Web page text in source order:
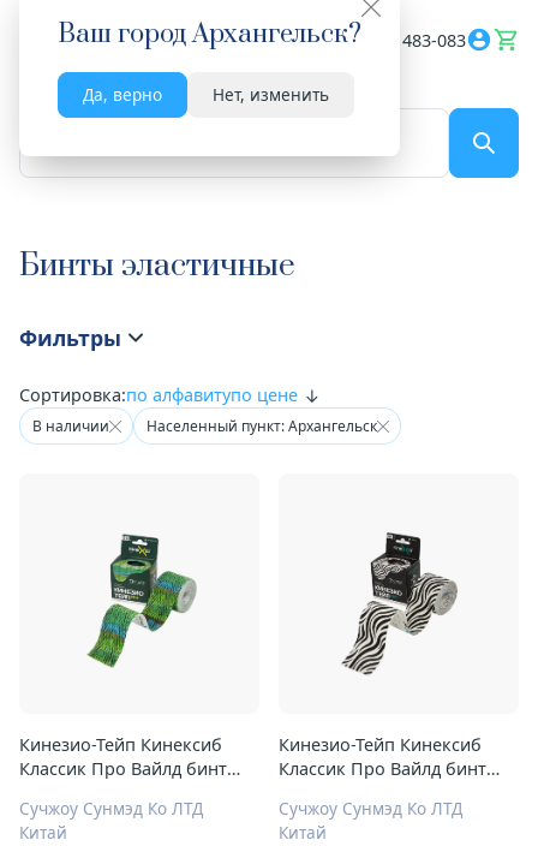
Ваш городАрхангельск?
Да, верно Нет, изменить
Весь сайт 8182 483-083
Бинты эластичные
Фильтры
Сортировка:по алфавитупо цене
В наличии Населенный пункт: Архангельск
Кинезио-Тейп Кинексиб
Классик Про Вайлд бинт
хамелеон
Сучжоу Сунмэд Ко ЛТД
Китай
Кинезио-Тейп Кинексиб
Классик Про Вайлд бинт
Сучжоу Сунмэд Ко ЛТД
Китай